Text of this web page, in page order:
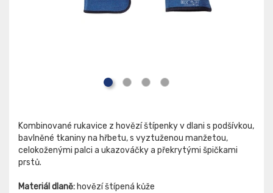
Kombinované rukavice z hovězí štípenky v dlani s podšívkou,
bavlněné tkaniny na hřbetu, s vyztuženou manžetou,
celokoženými palci a ukazováčky a překrytými špičkami
prstů.
Materiál dlaně: hovězí štípená kůže